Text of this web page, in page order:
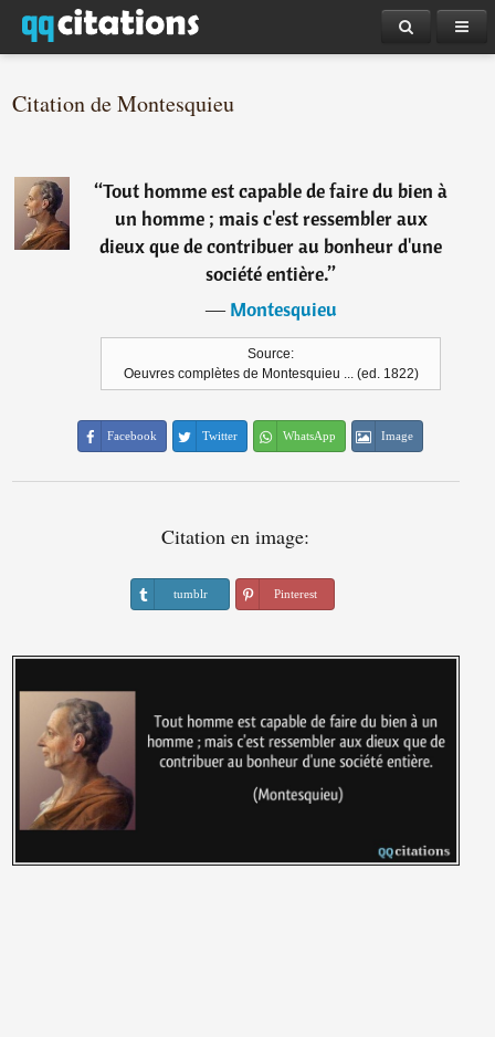
Citation de Montesquieu
“Tout homme est capable de faire du bien à
un homme ; mais c'est ressembler aux
dieux que de contribuer au bonheur d'une
société entière.”
―Montesquieu
Source:
Oeuvres complètes de Montesquieu ... (ed. 1822)
Facebook Twitter WhatsApp Image
Citation en image:
tumblr Pinterest